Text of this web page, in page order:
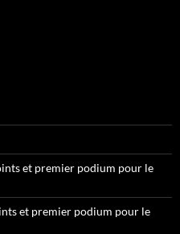
et premier podium pour le
et premier podium pour le